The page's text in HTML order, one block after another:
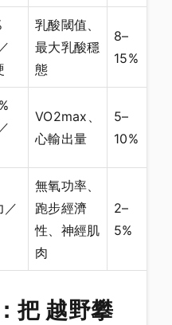
乳酸閾值、
最大乳酸穩
態
8–
15%
VO2max、
心輸出量
5–
10%
／
無氧功率、
跑步經濟
性、神經肌
肉
2–
5%
把 越野攀